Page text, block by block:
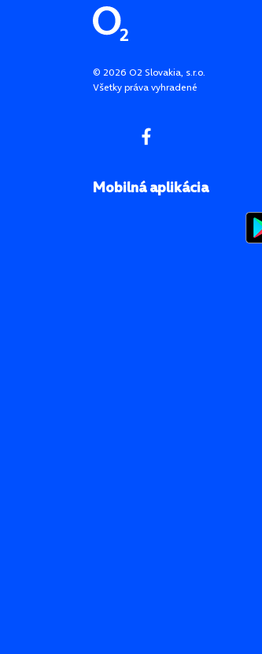
Pätička stránky
© 2026 O2 Slovakia, s.r.o.
Všetky práva vyhradené
Mobilná aplikácia